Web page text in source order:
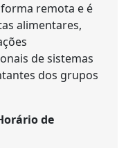
remota e é
alimentares,
de sistemas
dos grupos
de